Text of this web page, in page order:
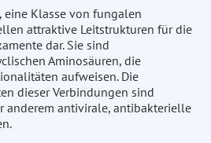
Klasse von fungalen
attraktive Leitstrukturen für die
dar. Sie sind
Aminosäuren, die
aufweisen. Die
dieser Verbindungen sind
anderem antivirale, antibakterielle